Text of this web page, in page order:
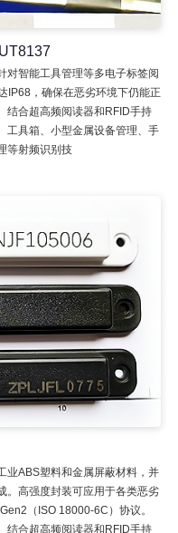
对智能工具管理等多电子标签阅
IP68，确保在恶劣环境下仍能正
结合超高频阅读器和RFID手持
工具箱、小型金属设备管理、手
等射频识别技
业ABS塑料和金属屏蔽材料，并
。高强度封装可应用于各类恶劣
（ISO 18000-6C）协议。
结合超高频阅读器和RFID手持